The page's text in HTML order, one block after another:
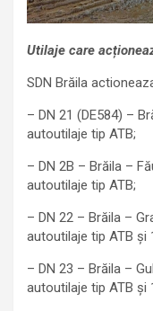
Utilaje care
SDN Brăila
– DN 21 (DE584) –
autoutilaje tip ATB;
– DN 2B – Brăila –
autoutilaje tip ATB;
– DN 22 – Brăila –
autoutilaje tip ATB și
– DN 23 – Brăila –
autoutilaje tip ATB și